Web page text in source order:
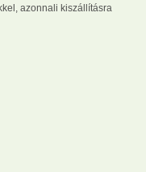
azonnali kiszállításra